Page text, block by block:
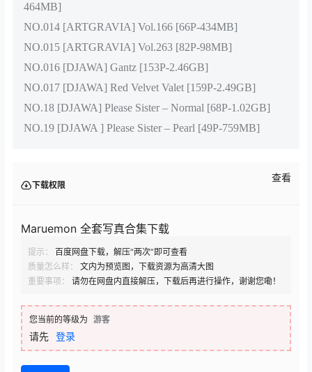
464MB]
NO.014 [ARTGRAVIA] Vol.166 [66P-434MB]
NO.015 [ARTGRAVIA] Vol.263 [82P-98MB]
NO.016 [DJAWA] Gantz [153P-2.46GB]
NO.017 [DJAWA] Red Velvet Valet [159P-2.49GB]
NO.18 [DJAWA] Please Sister – Normal [68P-1.02GB]
NO.19 [DJAWA ] Please Sister – Pearl [49P-759MB]
下载权限
查看
Maruemon 全套写真合集下载
提示：
百度网盘下载，解压“两次”即可查看
质量怎么样：
文内为预览图，下载资源为高清大图
重要事项：
请勿在网盘内直接解压，下载后再进行操作，谢谢您嘞！
您当前的等级为 游客
请先 登录